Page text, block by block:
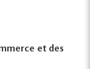
et des